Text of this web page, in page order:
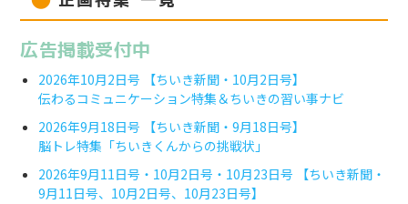
広告掲載受付中
2026年10月2日号 【ちいき新聞・10月2日号】
伝わるコミュニケーション特集＆ちいきの習い事ナビ
2026年9月18日号 【ちいき新聞・9月18日号】
脳トレ特集「ちいきくんからの挑戦状」
2026年9月11日号・10月2日号・10月23日号 【ちいき新聞・
9月11日号、10月2日号、10月23日号】